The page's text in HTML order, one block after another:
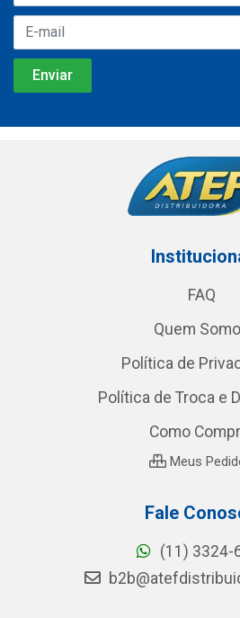
FAQ
Quem
Política de
Política de Troca e
Como
Meus
Fale
(11) 3324-